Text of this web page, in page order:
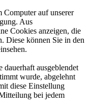
Computer auf unserer
Aus
Cookies anzeigen, die
Diese können Sie in den
ausgeblendet
wurde, abgelehnt
diese Einstellung
bei jedem